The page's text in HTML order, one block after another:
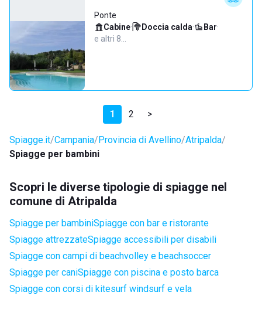
Ponte
Cabine· Doccia calda· Bar·
e altri 8…
1 2 >
Spiagge.it Campania Provincia di Avellino Atripalda
Spiagge per bambini
Scopri le diverse tipologie di spiagge nel
comune di Atripalda
Spiagge per bambiniSpiagge con bar e ristorante
Spiagge attrezzateSpiagge accessibili per disabili
Spiagge con campi di beachvolley e beachsoccer
Spiagge per caniSpiagge con piscina e posto barca
Spiagge con corsi di kitesurf windsurf e vela